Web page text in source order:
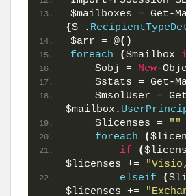
$mailboxes = Get-
{$_.
$arr = @()
foreach
($mailbox
    $obj =
New-
$stats = Get-
$msolUser =
$mailbox.
    $licenses =
""
foreach
(
if
(
$licenses +=
elseif
(
$licenses +=